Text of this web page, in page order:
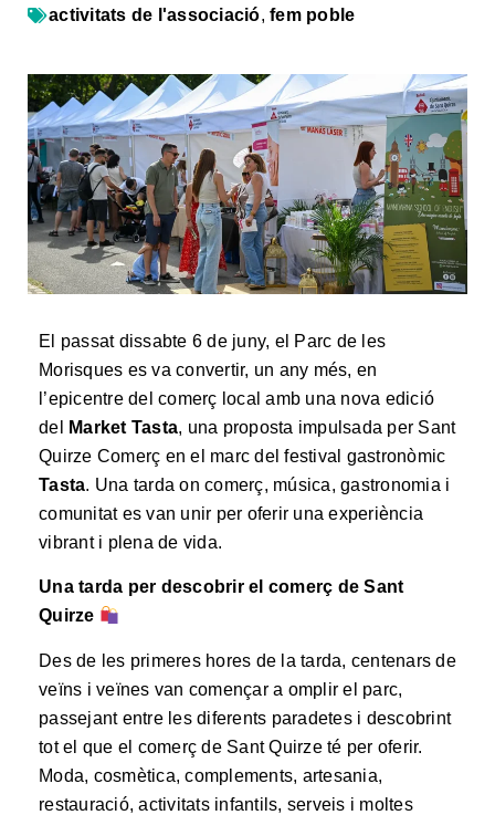
activitats de l'associació, fem poble
El passat dissabte 6 de juny, el Parc de les
Morisques es va convertir, un any més, en
l’epicentre del comerç local amb una nova edició
del
Market Tasta, una proposta impulsada per Sant
Quirze Comerç en el marc del festival gastronòmic
Tasta. Una tarda on comerç, música, gastronomia i
comunitat es van unir per oferir una experiència
vibrant i plena de vida.
Una tarda per descobrir el comerç de Sant
Quirze
Des de les primeres hores de la tarda, centenars de
veïns i veïnes van començar a omplir el parc,
passejant entre les diferents paradetes i descobrint
tot el que el comerç de Sant Quirze té per oferir.
Moda, cosmètica, complements, artesania,
restauració, activitats infantils, serveis i moltes